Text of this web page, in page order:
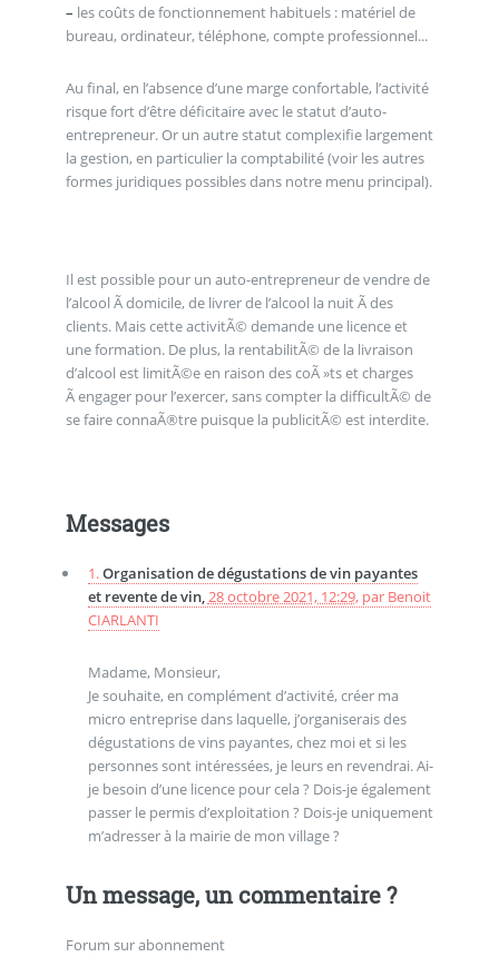
– les coûts de fonctionnement habituels : matériel de
bureau, ordinateur, téléphone, compte professionnel...
Au final, en l’absence d’une marge confortable, l’activité
risque fort d’être déficitaire avec le statut d’auto-
entrepreneur. Or un autre statut complexifie largement
la gestion, en particulier la comptabilité (voir les autres
formes juridiques possibles dans notre menu principal).
Il est possible pour un auto-entrepreneur de vendre de
l’alcool Ã domicile, de livrer de l’alcool la nuit Ã des
clients. Mais cette activitÃ© demande une licence et
une formation. De plus, la rentabilitÃ© de la livraison
d’alcool est limitÃ©e en raison des coÃ »ts et charges
Ã engager pour l’exercer, sans compter la difficultÃ© de
se faire connaÃ®tre puisque la publicitÃ© est interdite.
Messages
1.Organisation de dégustations de vin payantes
et revente de vin,28 octobre 2021, 12:29, par Benoit
CIARLANTI
Madame, Monsieur,
Je souhaite, en complément d’activité, créer ma
micro entreprise dans laquelle, j’organiserais des
dégustations de vins payantes, chez moi et si les
personnes sont intéressées, je leurs en revendrai. Ai-
je besoin d’une licence pour cela ? Dois-je également
passer le permis d’exploitation ? Dois-je uniquement
m’adresser à la mairie de mon village ?
Un message, un commentaire ?
Forum sur abonnement